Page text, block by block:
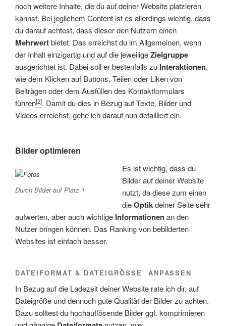
noch weitere Inhalte, die du auf deiner Website platzieren
kannst. Bei jeglichem Content ist es allerdings wichtig, dass
du darauf achtest, dass dieser den Nutzern einen
Mehrwertbietet. Das erreichst du im Allgemeinen, wenn
der Inhalt einzigartig und auf die jeweiligeZielgruppe
ausgerichtet ist. Dabei soll er bestenfalls zu Interaktionen,
wie dem Klicken auf Buttons, Teilen oder Liken von
Beiträgen oder dem Ausfüllen des Kontaktformulars
führen[2]. Damit du dies in Bezug auf Texte, Bilder und
Videos erreichst, gehe ich darauf nun detailliert ein.
Bilder optimieren
Durch Bilder auf Platz 1
Es ist wichtig, dass du
Bilder auf deiner Website
nutzt, da diese zum einen
dieOptikdeiner Seite sehr
aufwerten, aber auch wichtige Informationenan den
Nutzer bringen können. Das Ranking von bebilderten
Websites ist einfach besser.
DATEIFORMAT & DATEIGRÖSSE ANPASSEN
In Bezug auf die Ladezeit deiner Website rate ich dir, auf
Dateigröße und dennoch gute Qualität der Bilder zu achten.
Dazu solltest du hochauflösende Bilder ggf. komprimieren